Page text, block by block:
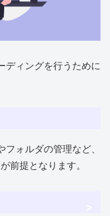
ディングを行うために
ォルダの管理など、
前提となります。